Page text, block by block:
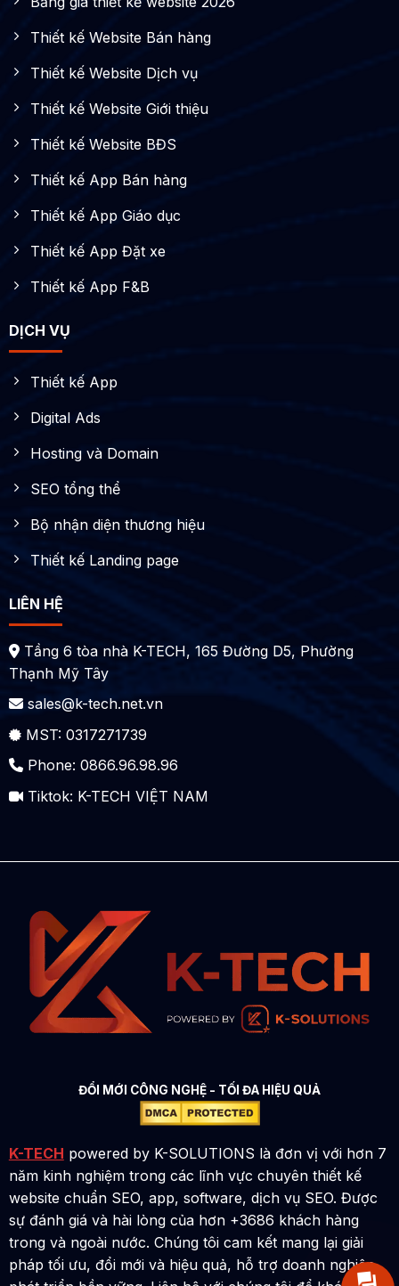
Thiết kế Website Bán hàng
Thiết kế Website Dịch vụ
Thiết kế Website Giới thiệu
Thiết kế Website BĐS
Thiết kế App Bán hàng
Thiết kế App Giáo dục
Thiết kế App Đặt xe
Thiết kế App F&B
DỊCH VỤ
Thiết kế App
Digital Ads
Hosting và Domain
SEO tổng thể
Bộ nhận diện thương hiệu
Thiết kế Landing page
LIÊN HỆ
Tầng 6 tòa nhà K-TECH, 165 Đường D5, Phường
Thạnh Mỹ Tây
sales@k-tech.net.vn
MST: 0317271739
Phone: 0866.96.98.96
Tiktok: K-TECH VIỆT NAM
ĐỔI MỚI CÔNG NGHỆ - TỐI ĐA HIỆU QUẢ
K-TECH powered by K-SOLUTIONS là đơn vị với hơn 7
năm kinh nghiệm trong các lĩnh vực chuyên thiết kế
website chuẩn SEO, app, software, dịch vụ SEO. Được
sự đánh giá và hài lòng của hơn +3686 khách hàng
trong và ngoài nước. Chúng tôi cam kết mang lại giải
pháp tối ưu, đổi mới và hiệu quả, hỗ trợ doanh nghiệp